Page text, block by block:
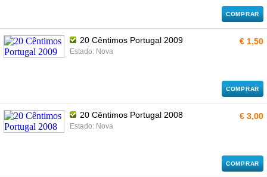
COMPRAR
20 Cêntimos Portugal 2009
Estado: Nova
€ 1,50
COMPRAR
20 Cêntimos Portugal 2008
Estado: Nova
€ 3,00
COMPRAR